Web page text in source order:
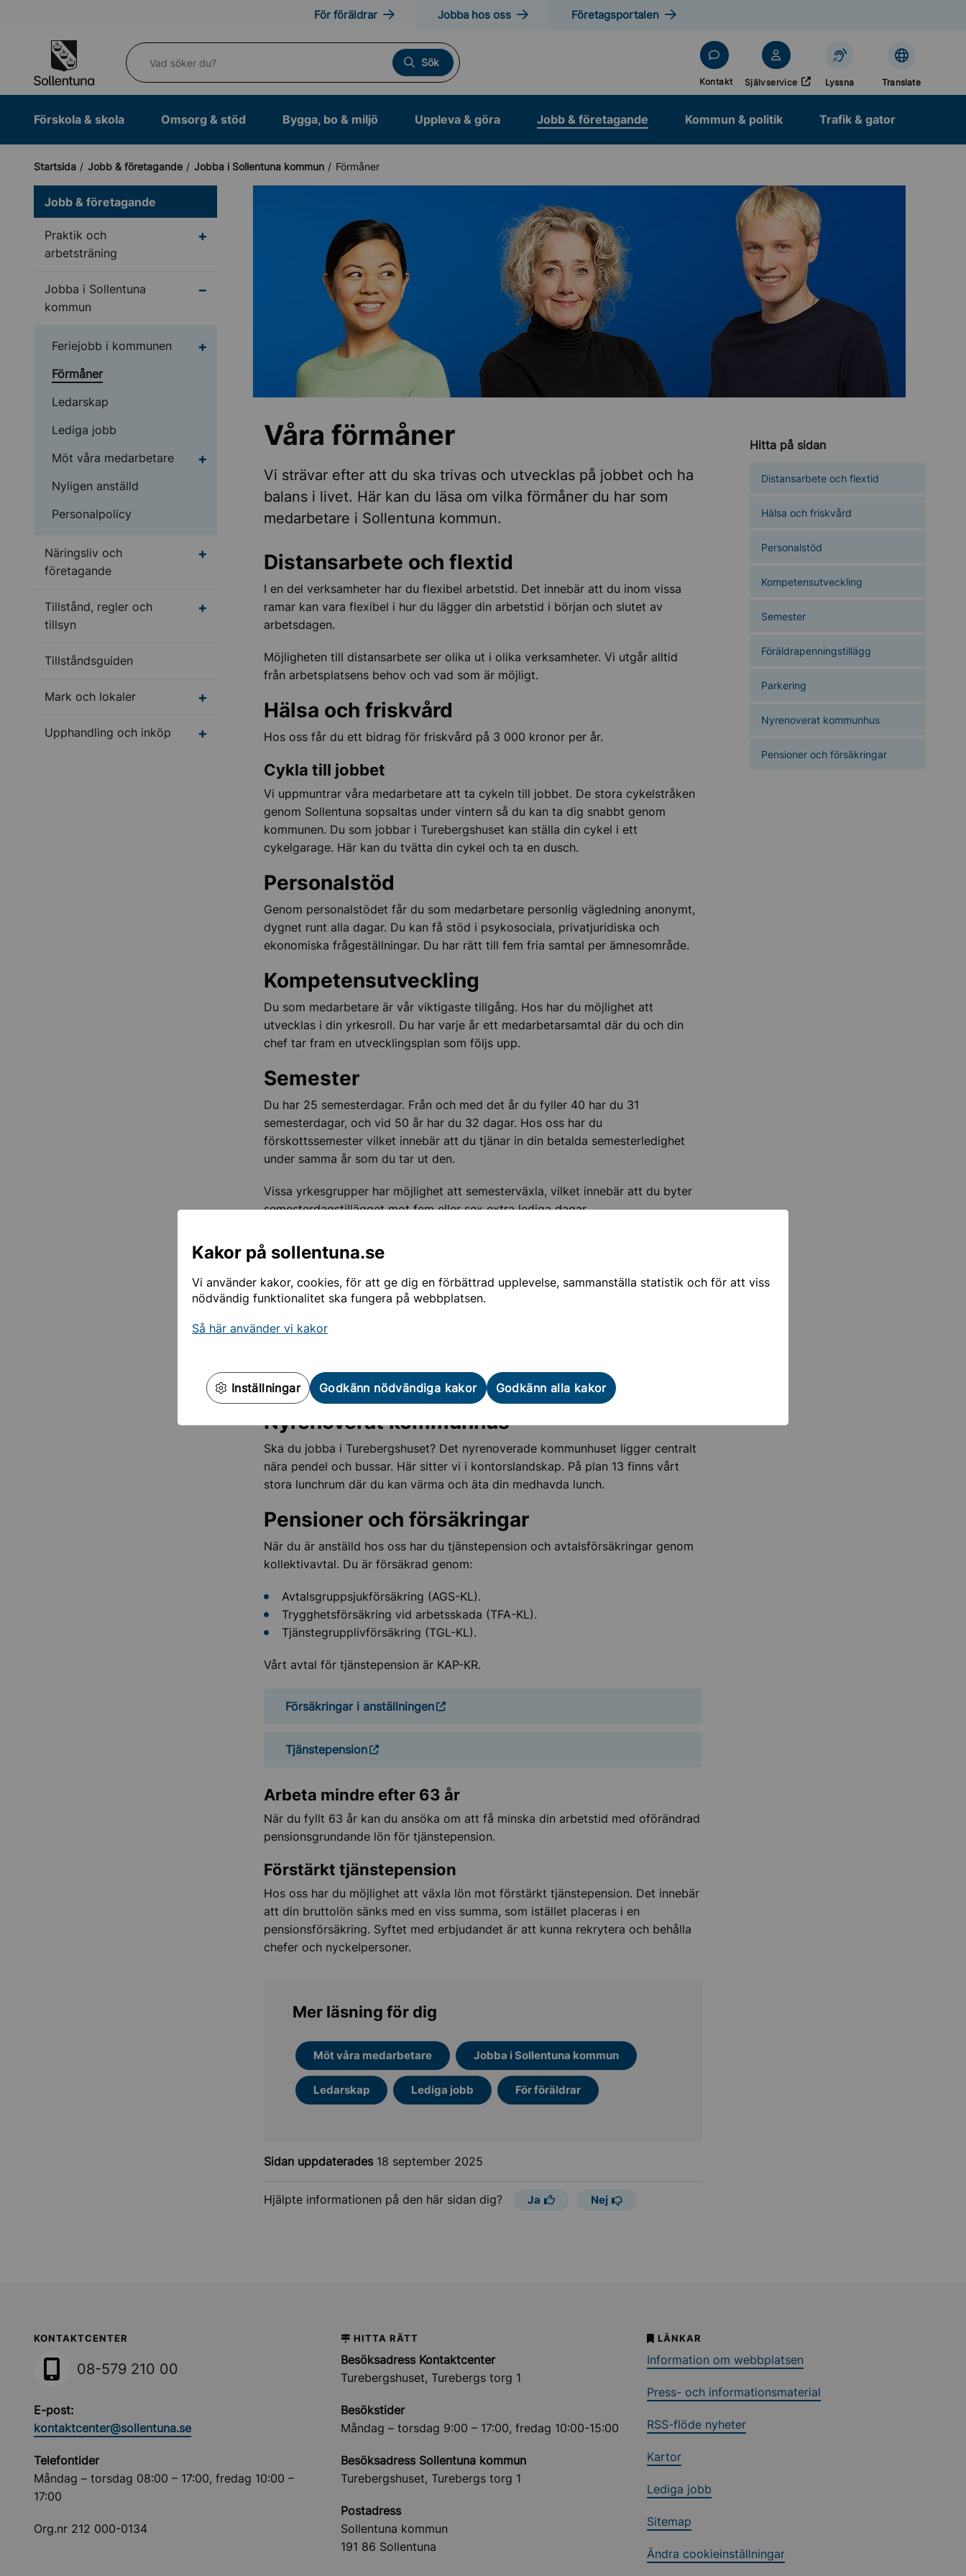
Kakor på sollentuna.se
Vi använder kakor, cookies, för att ge dig en förbättrad upplevelse, sammanställa statistik och för att viss
nödvändig funktionalitet ska fungera på webbplatsen.
Så här använder vi kakor
Inställningar Godkänn nödvändiga kakor Godkänn alla kakor
För föräldrar Jobba hos oss Företagsportalen
Vad söker du?
Sök
Kontakt Självservice
Öppnas i nytt fönster
Lyssna Translate
Förskola & skola Omsorg & stöd Bygga, bo & miljö Uppleva & göra Jobb & företagande Kommun & politik Trafik & gator
Startsida Jobb & företagande Jobba i Sollentuna kommun Förmåner
Jobb & företagande
Praktik och
arbetsträning
Undermeny för Praktik och arbetsträning
Jobba i Sollentuna
kommun
Undermeny för Jobba i Sollentuna kommun
Feriejobb i kommunen
Undermeny för Feriejobb i kommunen
Förmåner
Ledarskap
Lediga jobb
Möt våra medarbetare
Undermeny för Möt våra medarbetare
Nyligen anställd
Personalpolicy
Näringsliv och
företagande
Undermeny för Näringsliv och företagande
Tillstånd, regler och
tillsyn
Undermeny för Tillstånd, regler och tillsyn
Tillståndsguiden
Mark och lokaler Undermeny för Mark och lokaler
Upphandling och inköp Undermeny för Upphandling och inköp
Hitta på sidan
Distansarbete och flextid
Hälsa och friskvård
Personalstöd
Kompetensutveckling
Semester
Föräldrapenningstillägg
Parkering
Nyrenoverat kommunhus
Pensioner och försäkringar
Våra förmåner
Vi strävar efter att du ska trivas och utvecklas på jobbet och ha
balans i livet. Här kan du läsa om vilka förmåner du har som
medarbetare i Sollentuna kommun.
Distansarbete och flextid
I en del verksamheter har du flexibel arbetstid. Det innebär att du inom vissa
ramar kan vara flexibel i hur du lägger din arbetstid i början och slutet av
arbetsdagen.
Möjligheten till distansarbete ser olika ut i olika verksamheter. Vi utgår alltid
från arbetsplatsens behov och vad som är möjligt.
Hälsa och friskvård
Hos oss får du ett bidrag för friskvård på 3 000 kronor per år.
Cykla till jobbet
Vi uppmuntrar våra medarbetare att ta cykeln till jobbet. De stora cykelstråken
genom Sollentuna sopsaltas under vintern så du kan ta dig snabbt genom
kommunen. Du som jobbar i Turebergshuset kan ställa din cykel i ett
cykelgarage. Här kan du tvätta din cykel och ta en dusch.
Personalstöd
Genom personalstödet får du som medarbetare personlig vägledning anonymt,
dygnet runt alla dagar. Du kan få stöd i psykosociala, privatjuridiska och
ekonomiska frågeställningar. Du har rätt till fem fria samtal per ämnesområde.
Kompetensutveckling
Du som medarbetare är vår viktigaste tillgång. Hos har du möjlighet att
utvecklas i din yrkesroll. Du har varje år ett medarbetarsamtal där du och din
chef tar fram en utvecklingsplan som följs upp.
Semester
Du har 25 semesterdagar. Från och med det år du fyller 40 har du 31
semesterdagar, och vid 50 år har du 32 dagar. Hos oss har du
förskottssemester vilket innebär att du tjänar in din betalda semesterledighet
under samma år som du tar ut den.
Vissa yrkesgrupper har möjlighet att semesterväxla, vilket innebär att du byter
semesterdagstillägget mot fem eller sex extra lediga dagar.
Föräldrapenningstillägg
föräldraledighet får du ett tillägg som motsvarar 10 procent av lönebortfallet.
Det gäller under högst 180 dagar och längst till dess att barnet är 24 månader.
Parkering
Du som jobbar nära Sollentuna centrum kan hyra p-plats i Sollentuna centrum
genom kommunen.
Nyrenoverat kommunhus
Ska du jobba i Turebergshuset? Det nyrenoverade kommunhuset ligger centralt
nära pendel och bussar. Här sitter vi i kontorslandskap. På plan 13 finns vårt
stora lunchrum där du kan värma och äta din medhavda lunch.
Pensioner och försäkringar
När du är anställd hos oss har du tjänstepension och avtalsförsäkringar genom
kollektivavtal. Du är försäkrad genom:
Avtalsgruppsjukförsäkring (AGS-KL).
Trygghetsförsäkring vid arbetsskada (TFA-KL).
Tjänstegrupplivförsäkring (TGL-KL).
Vårt avtal för tjänstepension är KAP-KR.
Försäkringar i anställningen
Tjänstepension
Arbeta mindre efter 63 år
När du fyllt 63 år kan du ansöka om att få minska din arbetstid med oförändrad
pensionsgrundande lön för tjänstepension.
Förstärkt tjänstepension
Hos oss har du möjlighet att växla lön mot förstärkt tjänstepension. Det innebär
att din bruttolön sänks med en viss summa, som istället placeras i en
pensionsförsäkring. Syftet med erbjudandet är att kunna rekrytera och behålla
chefer och nyckelpersoner.
Mer läsning för dig
Möt våra medarbetare Jobba i Sollentuna kommun
Ledarskap Lediga jobb För föräldrar
Sidan uppdaterades 18 september 2025
Hjälpte informationen på den här sidan dig? Ja Nej
Sollentuna Kommun
KONTAKTCENTER
08-579 210 00
E-post:
kontaktcenter@sollentuna.se
Telefontider
Måndag – torsdag 08:00 – 17:00, fredag 10:00 –
17:00
Org.nr 212 000-0134
HITTA RÄTT
Besöksadress Kontaktcenter
Turebergshuset, Turebergs torg 1
Besökstider
Måndag – torsdag 9:00 – 17:00, fredag 10:00-15:00
Besöksadress Sollentuna kommun
Turebergshuset, Turebergs torg 1
Postadress
Sollentuna kommun
191 86 Sollentuna
LÄNKAR
Information om webbplatsen
Press- och informationsmaterial
RSS-flöde nyheter
Kartor
Lediga jobb
Sitemap
Ändra cookieinställningar